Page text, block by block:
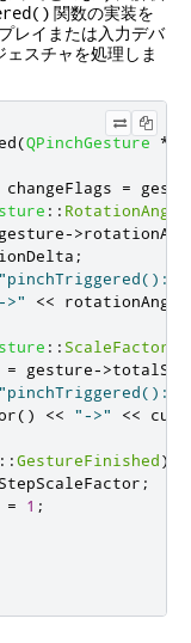
関数の実装を
レイまたは入力デバ
スチャを処理しま
(QPinchGesture *
changeFlags =
::
->
;
"pinchTriggered():
>" << rotationAngle
::
= gesture->
"pinchTriggered():
() << "->" <<
::GestureFinished)
;
= 1 ;